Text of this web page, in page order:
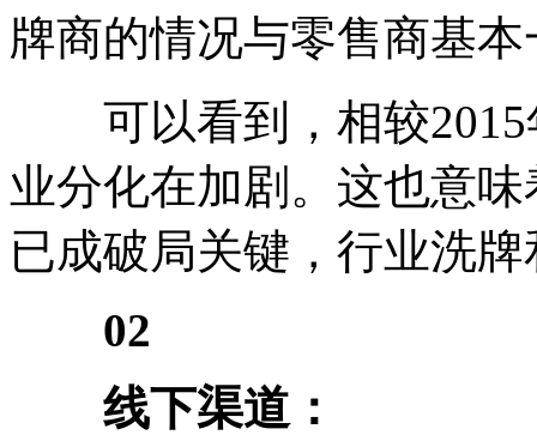
牌商的情况与零售商基
可以看到，相较2015
业分化在加剧。这也意
已成破局关键，行业洗
02
线下渠道：